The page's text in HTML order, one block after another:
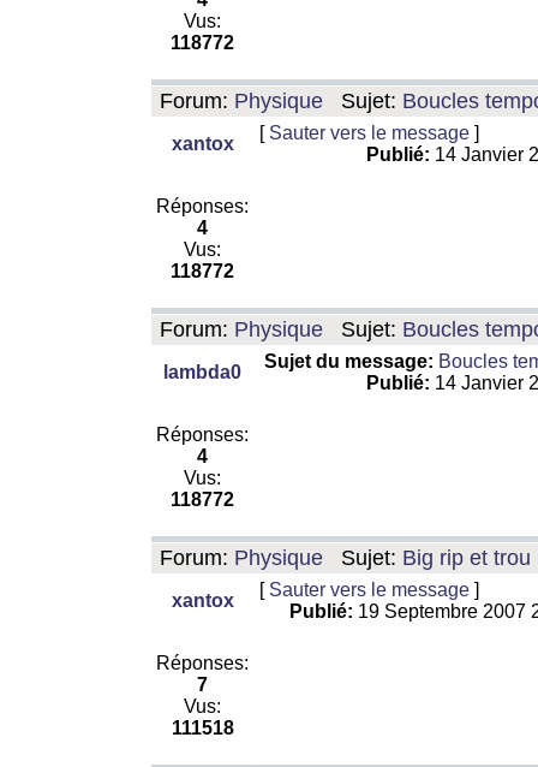
Vus:
118772
Forum: Physique Sujet: Boucles
xantox
[ Sauter vers le message ]
Publié: 14 Janvier
Réponses:
4
Vus:
118772
Forum: Physique Sujet: Boucles
lambda0
Sujet du message: Boucles
Publié: 14 Janvier
Réponses:
4
Vus:
118772
Forum: Physique Sujet: Big rip et trou
xantox
[ Sauter vers le message ]
Publié: 19 Septembre 2007
Réponses:
7
Vus:
111518